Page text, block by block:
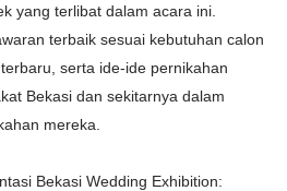
yang terlibat dalam acara ini.
terbaik sesuai kebutuhan calon
serta ide-ide pernikahan
Bekasi dan sekitarnya dalam
mereka.
Bekasi Wedding Exhibition: